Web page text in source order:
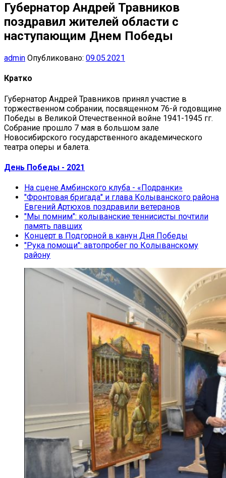
Губернатор Андрей Травников
поздравил жителей области с
наступающим Днем Победы
admin Опубликовано: 09.05.2021
Кратко
Губернатор Андрей Травников принял участие в
торжественном собрании, посвященном 76-й годовщине
Победы в Великой Отечественной войне 1941-1945 гг.
Собрание прошло 7 мая в большом зале
Новосибирского государственного академического
театра оперы и балета.
День Победы - 2021
На сцене Амбинского клуба - «Подранки»
"Фронтовая бригада" и глава Колыванского района
Евгений Артюхов поздравили ветеранов
"Мы помним": колыванские теннисисты почтили
память павших
Концерт в Подгорной в канун Дня Победы
"Рука помощи": автопробег по Колыванскому
району